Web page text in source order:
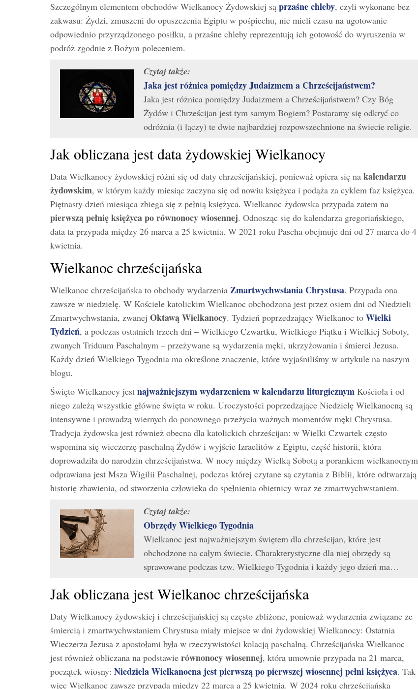
Szczególnym elementem obchodów Wielkanocy Żydowskiej są przaśne chleby, czyli wykonane bez
zakwasu: Żydzi, zmuszeni do opuszczenia Egiptu w pośpiechu, nie mieli czasu na ugotowanie
odpowiednio przyrządzonego posiłku, a przaśne chleby reprezentują ich gotowość do wyruszenia w
podróż zgodnie z Bożym poleceniem.
Czytaj także:
Jaka jest różnica pomiędzy Judaizmem a Chrześcijaństwem?
Jaka jest różnica pomiędzy Judaizmem a Chrześcijaństwem? Czy Bóg
Żydów i Chrześcijan jest tym samym Bogiem? Postaramy się odkryć co
odróżnia (i łączy) te dwie najbardziej rozpowszechnione na świecie religie.
Jak obliczana jest data żydowskiej Wielkanocy
Data Wielkanocy żydowskiej różni się od daty chrześcijańskiej, ponieważ opiera się na kalendarzu
żydowskim, w którym każdy miesiąc zaczyna się od nowiu księżyca i podąża za cyklem faz księżyca.
Piętnasty dzień miesiąca zbiega się z pełnią księżyca. Wielkanoc żydowska przypada zatem na
pierwszą pełnię księżyca po równonocy wiosennej. Odnosząc się do kalendarza gregoriańskiego,
data ta przypada między 26 marca a 25 kwietnia. W 2021 roku Pascha obejmuje dni od 27 marca do 4
kwietnia.
Wielkanoc chrześcijańska
Wielkanoc chrześcijańska to obchody wydarzenia Zmartwychwstania Chrystusa. Przypada ona
zawsze w niedzielę. W Kościele katolickim Wielkanoc obchodzona jest przez osiem dni od Niedzieli
Zmartwychwstania, zwanej Oktawą Wielkanocy. Tydzień poprzedzający Wielkanoc to Wielki
Tydzień, a podczas ostatnich trzech dni – Wielkiego Czwartku, Wielkiego Piątku i Wielkiej Soboty,
zwanych Triduum Paschalnym – przeżywane są wydarzenia męki, ukrzyżowania i śmierci Jezusa.
Każdy dzień Wielkiego Tygodnia ma określone znaczenie, które wyjaśniliśmy w artykule na naszym
blogu.
Święto Wielkanocy jest najważniejszym wydarzeniem w kalendarzu liturgicznym Kościoła i od
niego zależą wszystkie główne święta w roku. Uroczystości poprzedzające Niedzielę Wielkanocną są
intensywne i prowadzą wiernych do ponownego przeżycia ważnych momentów męki Chrystusa.
Tradycja żydowska jest również obecna dla katolickich chrześcijan: w Wielki Czwartek często
wspomina się wieczerzę paschalną Żydów i wyjście Izraelitów z Egiptu, część historii, która
doprowadziła do narodzin chrześcijaństwa. W nocy między Wielką Sobotą a porankiem wielkanocnym
odprawiana jest Msza Wigilii Paschalnej, podczas której czytane są czytania z Biblii, które odtwarzają
historię zbawienia, od stworzenia człowieka do spełnienia obietnicy wraz ze zmartwychwstaniem.
Czytaj także:
Obrzędy Wielkiego Tygodnia
Wielkanoc jest najważniejszym świętem dla chrześcijan, które jest
obchodzone na całym świecie. Charakterystyczne dla niej obrzędy są
sprawowane podczas tzw. Wielkiego Tygodnia i każdy jego dzień ma…
Jak obliczana jest Wielkanoc chrześcijańska
Daty Wielkanocy żydowskiej i chrześcijańskiej są często zbliżone, ponieważ wydarzenia związane ze
śmiercią i zmartwychwstaniem Chrystusa miały miejsce w dni żydowskiej Wielkanocy: Ostatnia
Wieczerza Jezusa z apostołami była w rzeczywistości kolacją paschalną. Chrześcijańska Wielkanoc
jest również obliczana na podstawie równonocy wiosennej, która umownie przypada na 21 marca,
początek wiosny: Niedziela Wielkanocna jest pierwszą po pierwszej wiosennej pełni księżyca. Tak
więc Wielkanoc zawsze przypada między 22 marca a 25 kwietnia. W 2024 roku chrześcijańska